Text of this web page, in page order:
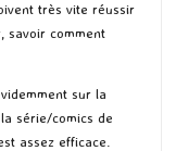
très vite réussir
savoir comment
sur la
série/comics de
assez efficace.